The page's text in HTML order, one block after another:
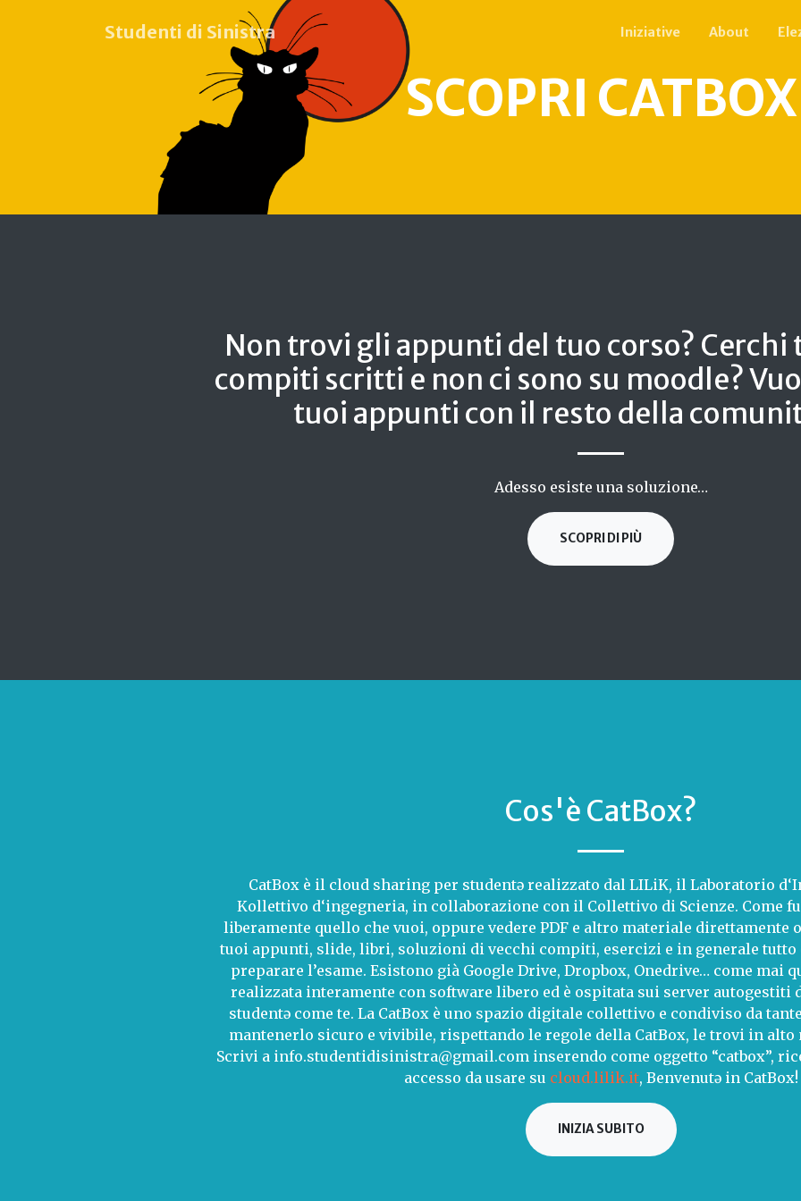
Studenti di Sinistra Iniziative About
SCOPRI CATBOX
Non trovi gli appunti del tuo corso? Cerchi
compiti scritti e non ci sono su moodle?
tuoi appunti con il resto della
Adesso esiste una soluzione…
SCOPRI DI PIÙ
Cos'è CatBox?
CatBox è il cloud sharing per studentə realizzato dal LILiK, il Laboratorio
Kollettivo d‘ingegneria, in collaborazione con il Collettivo di Scienze. Come
liberamente quello che vuoi, oppure vedere PDF e altro materiale direttamente
tuoi appunti, slide, libri, soluzioni di vecchi compiti, esercizi e in generale tutto
preparare l’esame. Esistono già Google Drive, Dropbox, Onedrive… come mai
realizzata interamente con software libero ed è ospitata sui server autogestiti
studentə come te. La CatBox è uno spazio digitale collettivo e condiviso da
mantenerlo sicuro e vivibile, rispettando le regole della CatBox, le trovi in
Scrivi a info.studentidisinistra@gmail.com inserendo come oggetto “catbox”,
accesso da usare su cloud.lilik.it, Benvenutə in CatBox!
INIZIA SUBITO